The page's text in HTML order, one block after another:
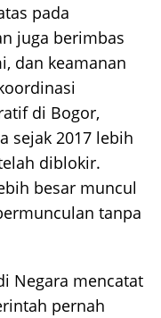
pada
juga berimbas
dan keamanan
di Bogor,
sejak 2017 lebih
diblokir.
besar muncul
tanpa
Negara mencatat
pernah